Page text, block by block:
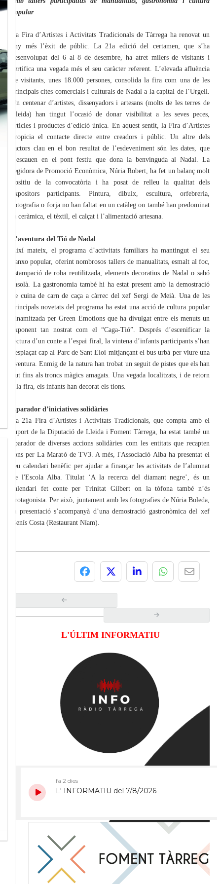
popular
La Fira d’Artistes i Activitats Tradicionals de Tàrrega ha renovat un
any més l’èxit de públic. La 21a edició del certamen, que s’ha
desenvolupat del 6 al 8 de desembre, ha atret milers de visitants i
certifica una vegada més el seu caràcter referent. L’elevada afluència
de visitants, unes 18.000 persones, consolida la fira com una de les
principals cites comercials i culturals de Nadal a la capital de l’Urgell.
Un centenar d’artistes, dissenyadors i artesans (molts de les terres de
Lleida) han tingut l’ocasió de donar visibilitat a les seves peces,
articles i productes d’edició única. En aquest sentit, la Fira d’Artistes
propicia el contacte directe entre creadors i públic. Un altre dels
factors clau en el bon resultat de l’esdeveniment són les dates, que
s’escauen en el pont festiu que dona la benvinguda al Nadal. La
regidora de Promoció Econòmica, Núria Robert, ha fet un balanç molt
positiu de la convocatòria i ha posat de relleu la qualitat dels
expositors participants. Pintura, dibuix, escultura, orfebreria,
fotografia o forja no han faltat en un catàleg on també han predominat
la ceràmica, el tèxtil, el calçat i l’alimentació artesana.
L’aventura del Tió de Nadal
Així mateix, el programa d’activitats familiars ha mantingut el seu
ganxo popular, oferint nombrosos tallers de manualitats, esmalt al foc,
estampació de roba reutilitzada, elements decoratius de Nadal o sabó
casolà. La gastronomia també hi ha estat present amb la demostració
de cuina de carn de caça a càrrec del xef Sergi de Meià. Una de les
principals novetats del programa ha estat una acció de cultura popular
dinamitzada per Green Emotions que ha divulgat entre els menuts un
exponent tan nostrat com el “Caga-Tió”. Després d’escenificar la
lectura d’un conte a l’espai firal, la vintena d’infants participants s’han
desplaçat cap al Parc de Sant Eloi mitjançant el bus urbà per viure una
aventura. Enmig de la natura han trobat un seguit de pistes que els han
dut fins als troncs màgics amagats. Una vegada localitzats, i de retorn
a la fira, els infants han decorat els tions.
Aparador d’iniciatives solidàries
La 21a Fira d’Artistes i Activitats Tradicionals, que compta amb el
suport de la Diputació de Lleida i Foment Tàrrega, ha estat també un
aparador de diverses accions solidàries com les entitats que recapten
fons per La Marató de TV3. A més, l'Associació Alba ha presentat el
seu calendari benèfic per ajudar a finançar les activitats de l’alumnat
de l'Escola Alba. Titulat ‘A la recerca del diamant negre’, és un
calendari fet conte per Trinitat Gilbert on la tòfona també n’és
protagonista. Per això, juntament amb les fotografies de Núria Boleda,
la presentació s’acompanyà d’una demostració gastronòmica del xef
Genís Costa (Restaurant Níam).
L'ÚLTIM INFORMATIU